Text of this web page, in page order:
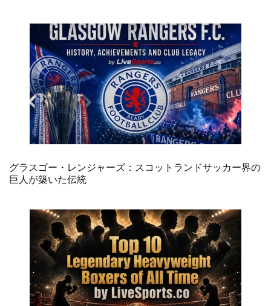
グラスゴー・レンジャーズ：スコットランドサッカー界の
巨人が築いた伝統